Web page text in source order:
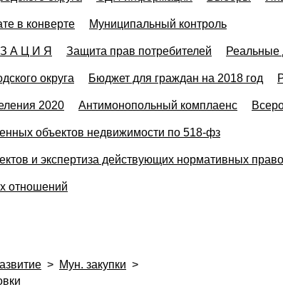
в конверте Муниципальный контроль
А Ц И Я Защита прав потребителей Реальные
округа Бюджет для граждан на 2018 год
2020 Антимонопольный комплаенс
объектов недвижимости по 518-фз
и экспертиза действующих нормативных
отношений
> Мун. закупки >